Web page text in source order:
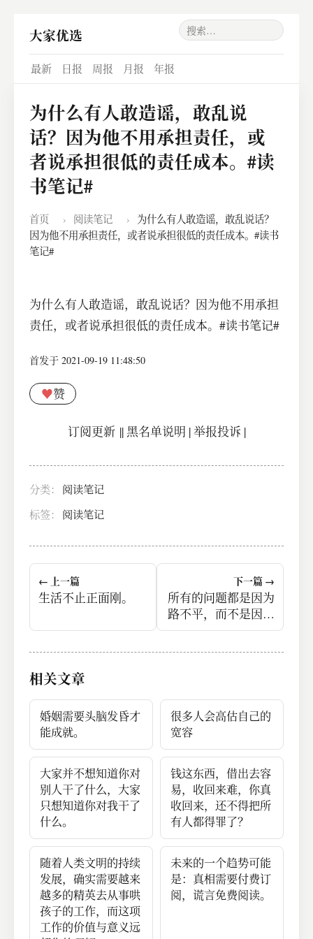
大家优选
最新 日报 周报 月报 年报
为什么有人敢造谣，敢乱说
话？因为他不用承担责任，或
者说承担很低的责任成本。#读
书笔记#
首页 › 阅读笔记 ›
为什么有人敢造谣，敢乱说话？
因为他不用承担责任，或者说承担很低的责任成本。#读书
笔记#
为什么有人敢造谣，敢乱说话？因为他不用承担
责任，或者说承担很低的责任成本。#读书笔记#
首发于 2021-09-19 11:48:50
♥赞
订阅更新||黑名单说明 |举报投诉 |
分类：
阅读笔记
标签：
阅读笔记
← 上一篇
生活不止正面刚。
下一篇 →
所有的问题都是因为
路不平，而不是因为
我自己人不行。 只
相关文章
婚姻需要头脑发昏才
能成就。
很多人会高估自己的
宽容
大家并不想知道你对
别人干了什么，大家
只想知道你对我干了
什么。
钱这东西，借出去容
易，收回来难，你真
收回来，还不得把所
有人都得罪了？
随着人类文明的持续
发展，确实需要越来
越多的精英去从事哄
孩子的工作，而这项
工作的价值与意义远
未来的一个趋势可能
是：真相需要付费订
阅，谎言免费阅读。